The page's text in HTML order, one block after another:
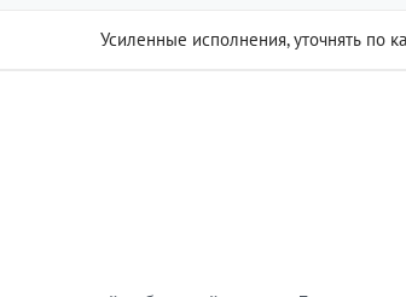
Усиленные исполнения, уточнять по